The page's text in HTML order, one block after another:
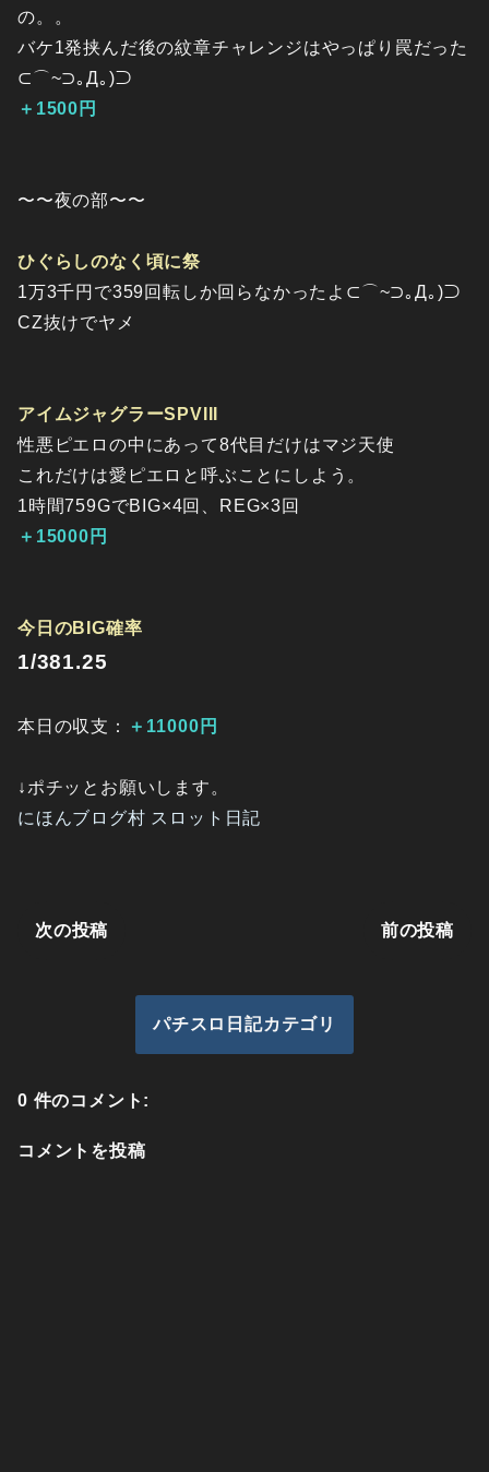
の。。
バケ1発挟んだ後の紋章チャレンジはやっぱり罠だった
⊂⌒~⊃｡Д｡)⊃
＋1500円
〜〜夜の部〜〜
ひぐらしのなく頃に祭
1万3千円で359回転しか回らなかったよ⊂⌒~⊃｡Д｡)⊃
CZ抜けでヤメ
アイムジャグラーSPVIII
性悪ピエロの中にあって8代目だけはマジ天使
これだけは愛ピエロと呼ぶことにしよう。
1時間759GでBIG×4回、REG×3回
＋15000円
今日のBIG確率
1/381.25
本日の収支： ＋11000円
↓ポチッとお願いします。
にほんブログ村 スロット日記
次の投稿 前の投稿
パチスロ日記カテゴリ
0 件のコメント:
コメントを投稿